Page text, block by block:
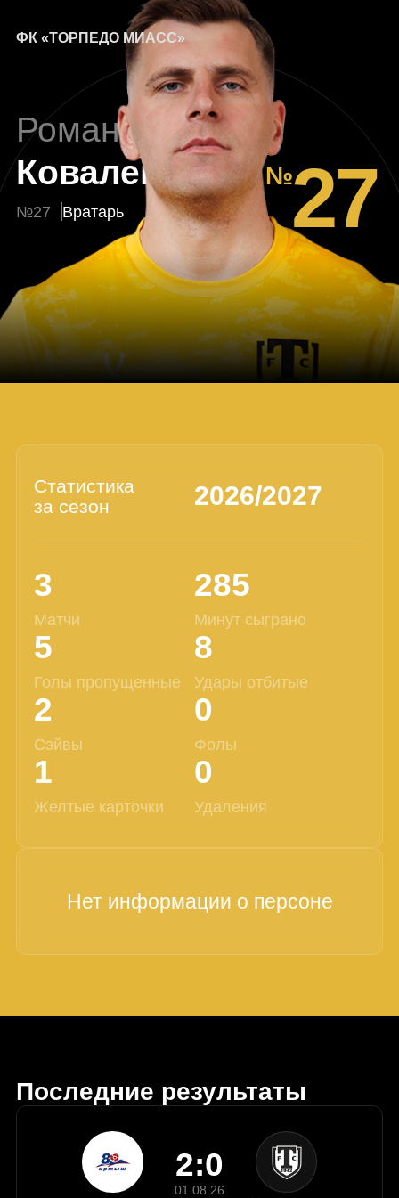
ФК «ТОРПЕДО МИАСС»
Роман
Ковалев
№27 Вратарь 27
Статистика
за сезон
2026/2027
3
Матчи
285
Минут сыграно
5
Голы пропущенные
8
Удары отбитые
2
Сэйвы
0
Фолы
1
Желтые карточки
0
Удаления
Последние результаты
2:0
01.08.26